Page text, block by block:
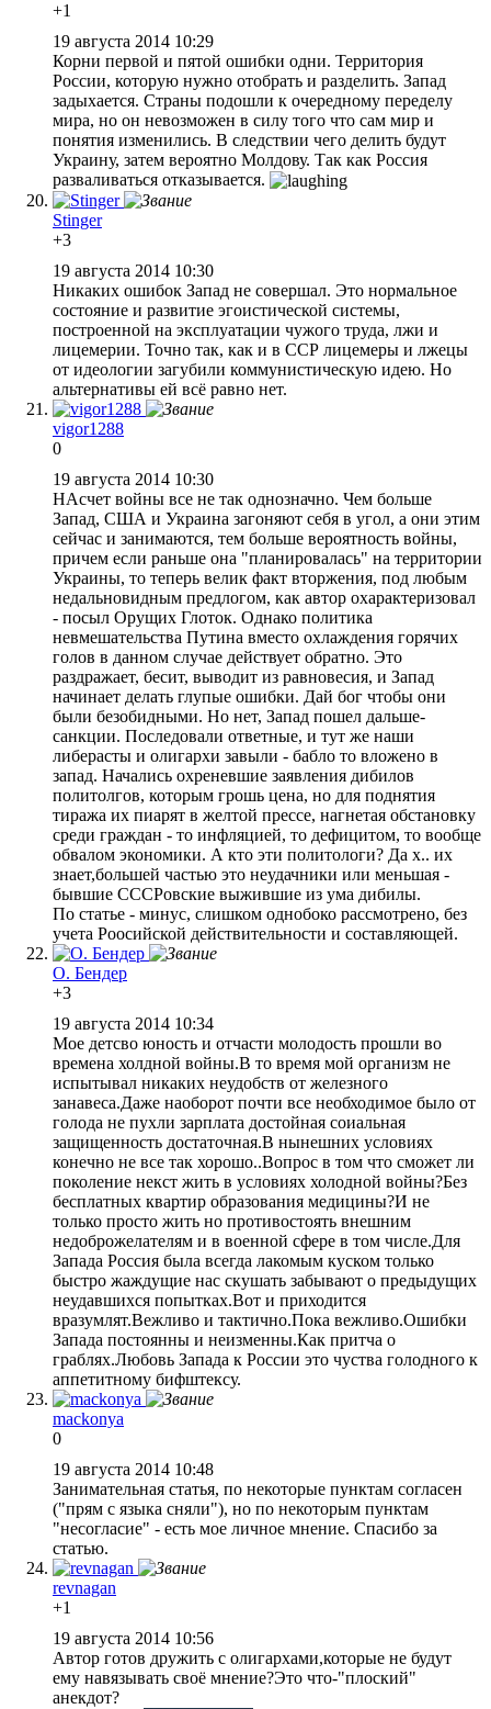
+1
19 августа 2014 10:29
Корни первой и пятой ошибки одни. Территория
России, которую нужно отобрать и разделить. Запад
задыхается. Страны подошли к очередному переделу
мира, но он невозможен в силу того что сам мир и
понятия изменились. В следствии чего делить будут
Украину, затем вероятно Молдову. Так как Россия
разваливаться отказывается.
Stinger
+3
19 августа 2014 10:30
Никаких ошибок Запад не совершал. Это нормальное
состояние и развитие эгоистической системы,
построенной на эксплуатации чужого труда, лжи и
лицемерии. Точно так, как и в ССР лицемеры и лжецы
от идеологии загубили коммунистическую идею. Но
альтернативы ей всё равно нет.
vigor1288
0
19 августа 2014 10:30
НАсчет войны все не так однозначно. Чем больше
Запад, США и Украина загоняют себя в угол, а они этим
сейчас и занимаются, тем больше вероятность войны,
причем если раньше она "планировалась" на территории
Украины, то теперь велик факт вторжения, под любым
недальновидным предлогом, как автор охарактеризовал
- посыл Орущих Глоток. Однако политика
невмешательства Путина вместо охлаждения горячих
голов в данном случае действует обратно. Это
раздражает, бесит, выводит из равновесия, и Запад
начинает делать глупые ошибки. Дай бог чтобы они
были безобидными. Но нет, Запад пошел дальше-
санкции. Последовали ответные, и тут же наши
либерасты и олигархи завыли - бабло то вложено в
запад. Начались охреневшие заявления дибилов
политолгов, которым грошь цена, но для поднятия
тиража их пиарят в желтой прессе, нагнетая обстановку
среди граждан - то инфляцией, то дефицитом, то вообще
обвалом экономики. А кто эти политологи? Да х.. их
знает,большей частью это неудачники или меньшая -
бывшие СССРовские выжившие из ума дибилы.
По статье - минус, слишком однобоко рассмотрено, без
учета Роосийской действительности и составляющей.
О. Бендер
+3
19 августа 2014 10:34
Мое детсво юность и отчасти молодость прошли во
времена холдной войны.В то время мой организм не
испытывал никаких неудобств от железного
занавеса.Даже наоборот почти все необходимое было от
голода не пухли зарплата достойная соиальная
защищенность достаточная.В нынешних условиях
конечно не все так хорошо..Вопрос в том что сможет ли
поколение некст жить в условиях холодной войны?Без
бесплатных квартир образования медицины?И не
только просто жить но противостоять внешним
недоброжелателям и в военной сфере в том числе.Для
Запада Россия была всегда лакомым куском только
быстро жаждущие нас скушать забывают о предыдущих
неудавшихся попытках.Вот и приходится
вразумлят.Вежливо и тактично.Пока вежливо.Ошибки
Запада постоянны и неизменны.Как притча о
граблях.Любовь Запада к России это чуства голодного к
аппетитному бифштексу.
mackonya
0
19 августа 2014 10:48
Занимательная статья, по некоторые пунктам согласен
("прям с языка сняли"), но по некоторым пунктам
"несогласие" - есть мое личное мнение. Спасибо за
статью.
revnagan
+1
19 августа 2014 10:56
Автор готов дружить с олигархами,которые не будут
ему навязывать своё мнение?Это что-"плоский"
анекдот?